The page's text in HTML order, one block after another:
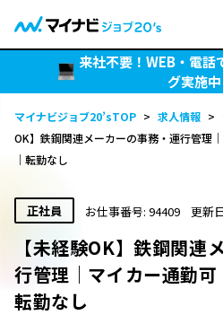
来社不要！WEB・電話
グ実施中
マイナビジョブ20’sTOP > 求人情報 >
OK】鉄鋼関連メーカーの事務・運行管理
｜転勤なし
正社員 お仕事番号: 94409 更新
【未経験OK】鉄鋼関連
行管理｜マイカー通勤可
転勤なし